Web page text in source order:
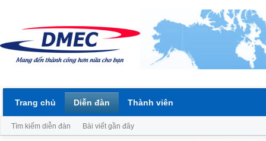
Trang chủ Diễn đàn
Tìm kiếm diễn đàn Bài viết gần đây
Thành viên